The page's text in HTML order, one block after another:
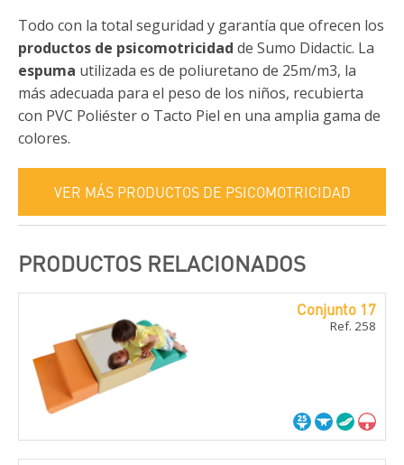
Todo con la total seguridad y garantía que ofrecen los
productos de psicomotricidad de Sumo Didactic. La
espuma utilizada es de poliuretano de 25m/m3, la
más adecuada para el peso de los niños, recubierta
con PVC Poliéster o Tacto Piel en una amplia gama de
colores.
VER MÁS PRODUCTOS DE PSICOMOTRICIDAD
PRODUCTOS RELACIONADOS
Conjunto 17
Ref. 258